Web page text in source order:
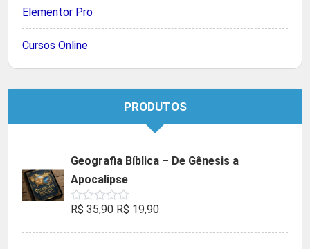
Elementor Pro
Cursos Online
PRODUTOS
Geografia Bíblica – De Gênesis a
Apocalipse
Avaliação
de
R$35,90 O
R$ 19,90O